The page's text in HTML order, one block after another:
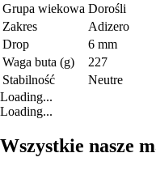
Grupa wiekowa Dorośli
Zakres
Adizero
Drop
6 mm
Waga buta (g)
227
Stabilność
Neutre
Loading...
Loading...
Wszystkie nasze